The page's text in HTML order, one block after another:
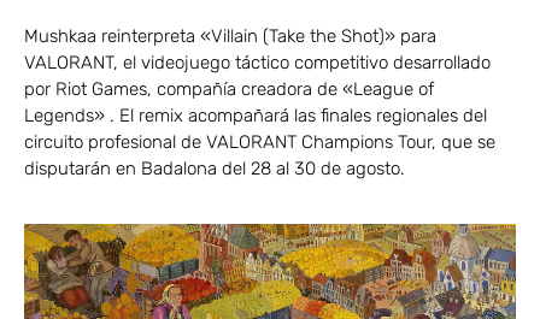
Mushkaa reinterpreta «Villain (Take the Shot)» para
VALORANT, el videojuego táctico competitivo desarrollado
por Riot Games, compañía creadora de «League of
Legends» . El remix acompañará las finales regionales del
circuito profesional de VALORANT Champions Tour, que se
disputarán en Badalona del 28 al 30 de agosto.